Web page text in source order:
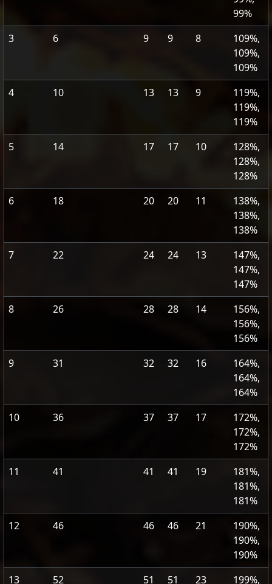
99%
3
6 9 9 8
109%,
109%,
109%
4
10 13 13 9
119%,
119%,
119%
5
14 17 17 10
128%,
128%,
128%
6
18 20 20 11
138%,
138%,
138%
7
22 24 24 13
147%,
147%,
147%
8
26 28 28 14
156%,
156%,
156%
9
31 32 32 16
164%,
164%,
164%
10
36 37 37 17
172%,
172%,
172%
11
41 41 41 19
181%,
181%,
181%
12
46 46 46 21
190%,
190%,
190%
13
52 51 51 23
199%,